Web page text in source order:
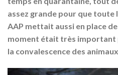
assez grande pour que toute
AAP mettait aussi en place
moment était très important
la convalescence des